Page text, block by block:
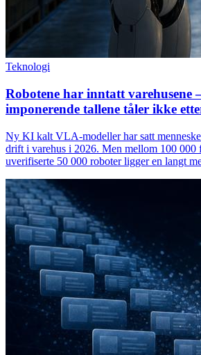
Teknologi
Robotene har inntatt varehusene
imponerende tallene tåler ikke
Ny KI kalt VLA-modeller har satt
drift i varehus i 2026. Men mellom 100 000
uverifiserte 50 000 roboter ligger en langt